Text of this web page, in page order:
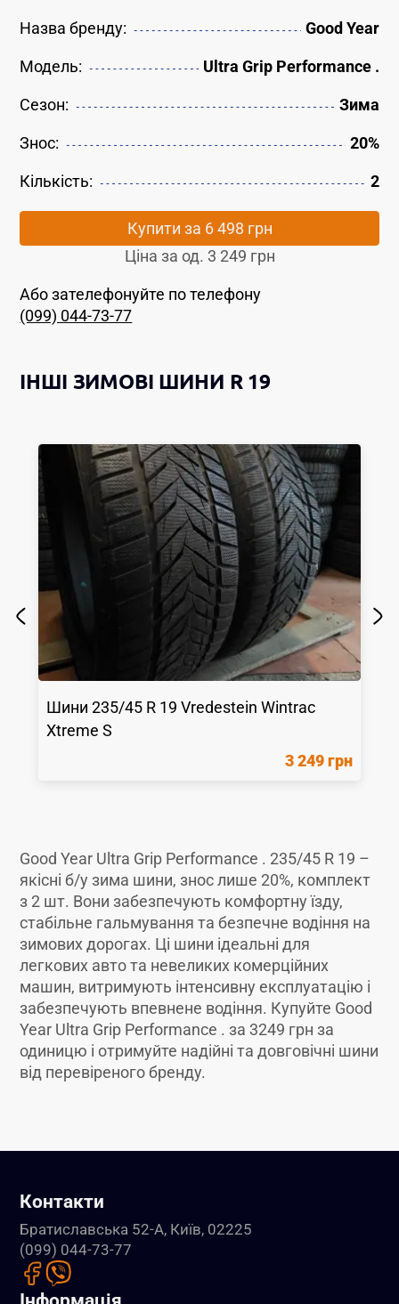
Назва бренду: Good Year
Модель: Ultra Grip Performance .
Сезон: Зима
Знос: 20%
Кількість: 2
Купити за 6 498 грн
Ціна за од. 3 249 грн
Або зателефонуйте по телефону
(099) 044-73-77
ІНШІ ЗИМОВІ ШИНИ R 19
Шини235/45 R 19 Vredestein Wintrac
Xtreme S
3 249 грн
Good Year Ultra Grip Performance . 235/45 R 19 –
якісні б/у зима шини, знос лише 20%, комплект
з 2 шт. Вони забезпечують комфортну їзду,
стабільне гальмування та безпечне водіння на
зимових дорогах. Ці шини ідеальні для
легкових авто та невеликих комерційних
машин, витримують інтенсивну експлуатацію і
забезпечують впевнене водіння. Купуйте Good
Year Ultra Grip Performance . за 3249 грн за
одиницю і отримуйте надійні та довговічні шини
від перевіреного бренду.
Контакти
Братиславська 52-А, Київ, 02225
(099) 044-73-77